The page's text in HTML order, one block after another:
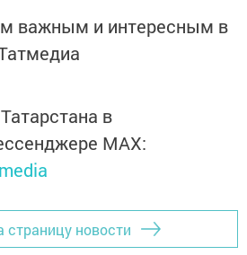
важным и интересным в
в
MАХ:
страницу новости